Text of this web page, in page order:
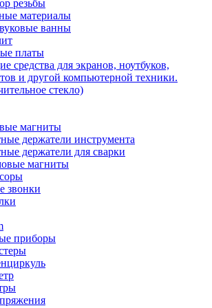
резьбы
материалы
ванны
платы
средства для экранов, ноутбуков,
и другой компьютерной техники.
стекло)
магниты
держатели инструмента
держатели для сварки
магниты
звонки
приборы